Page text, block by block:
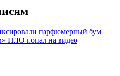
парфюмерный бум
НЛО попал на видео